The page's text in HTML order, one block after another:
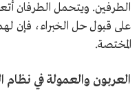
الطرفين. ويتحمل الطرفان
على قبول حل الخبراء، فإن
المختصة.
العربون والعمولة في نظام